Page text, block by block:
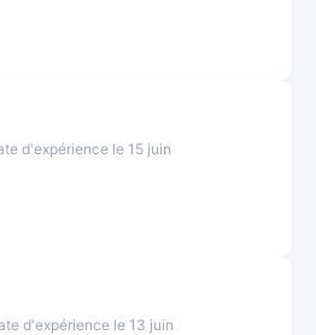
d'expérience le 15 juin
d'expérience le 13 juin